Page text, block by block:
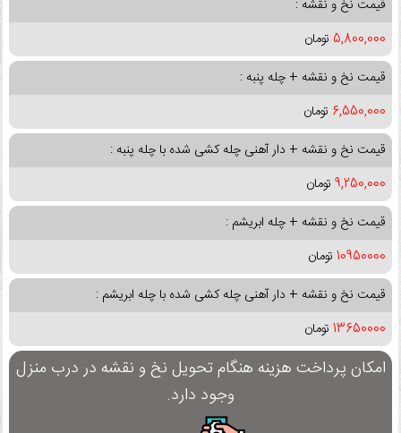
قیمت نخ و نقشه :
5,800,000 تومان
قیمت نخ و نقشه + چله پنبه :
6,550,000 تومان
قیمت نخ و نقشه + دار آهنی چله کشی شده با چله پنبه :
9,250,000 تومان
قیمت نخ و نقشه + چله ابریشم :
10950000 تومان
قیمت نخ و نقشه + دار آهنی چله کشی شده با چله ابریشم :
13650000 تومان
امکان پرداخت هزینه هنگام تحویل نخ و نقشه در درب منزل
وجود دارد.